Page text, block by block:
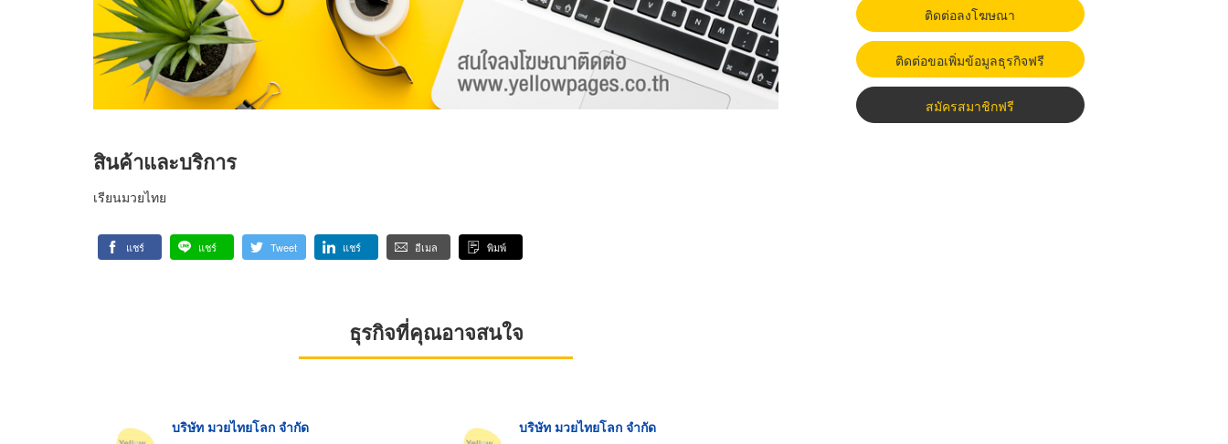
สินค้าและบริการ
เรียนมวยไทย
แชร์ แชร์ Tweet แชร์ อีเมล พิมพ์
ธุรกิจที่คุณอาจสนใจ
บริษัท มวยไทยโลก จำกัด
บริษัท มวยไทยโลก จำกัด
ติดต่อลงโฆษณา
ติดต่อขอเพิ่มข้อมูลธุรกิจฟรี
สมัครสมาชิกฟรี